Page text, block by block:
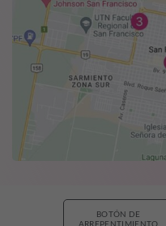
BOTÓN DE
ARREPENTIMIENTO